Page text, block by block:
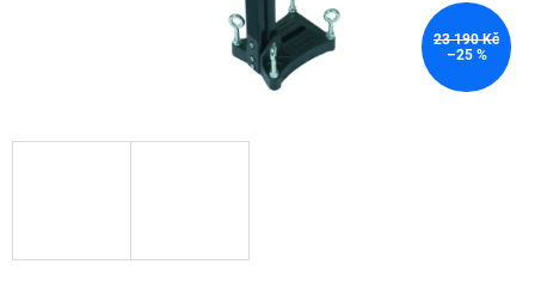
23 190 Kč
–25 %